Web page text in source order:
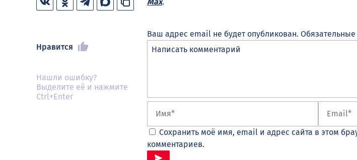
Нравится
Нашли ошибку?
Выделите её и нажмите
Ctrl+Enter
Ваш адрес email не будет опубликован.
Сохранить моё имя, email и адрес сайта в этом
комментариев.